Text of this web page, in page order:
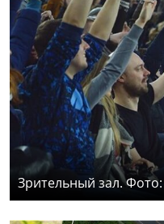
Зрительный зал.